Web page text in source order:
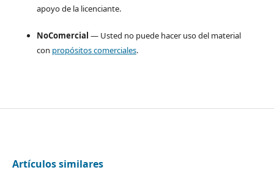
apoyo de la licenciante.
NoComercial — Usted no puede hacer uso del material
con propósitos comerciales.
Artículos similares